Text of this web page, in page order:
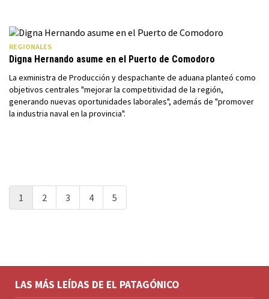
REGIONALES
Digna Hernando asume en el Puerto de Comodoro
La exministra de Producción y despachante de aduana planteó como
objetivos centrales "mejorar la competitividad de la región,
generando nuevas oportunidades laborales", además de "promover
la industria naval en la provincia".
1 2 3 4 5
LAS MÁS LEÍDAS DE EL PATAGÓNICO